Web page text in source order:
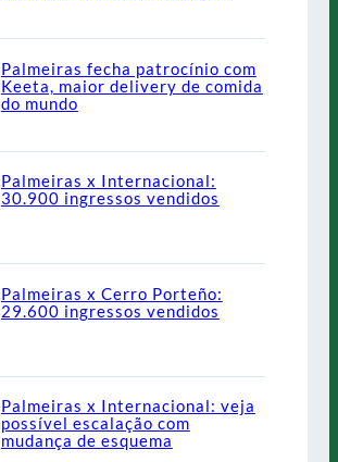
Palmeiras fecha patrocínio com
Keeta, maior delivery de comida
do mundo
Palmeiras x Internacional:
30.900 ingressos vendidos
Palmeiras x Cerro Porteño:
29.600 ingressos vendidos
Palmeiras x Internacional: veja
possível escalação com
mudança de esquema